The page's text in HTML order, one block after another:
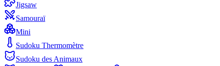
Jigsaw
Samouraï
Mini
Sudoku Thermomètre
Sudoku des Animaux